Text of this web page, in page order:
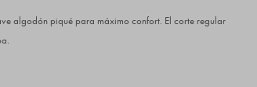
algodón piqué para máximo confort. El corte regular